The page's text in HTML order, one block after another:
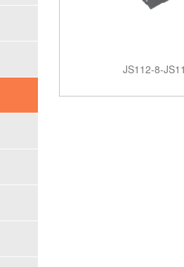
JS112-8-